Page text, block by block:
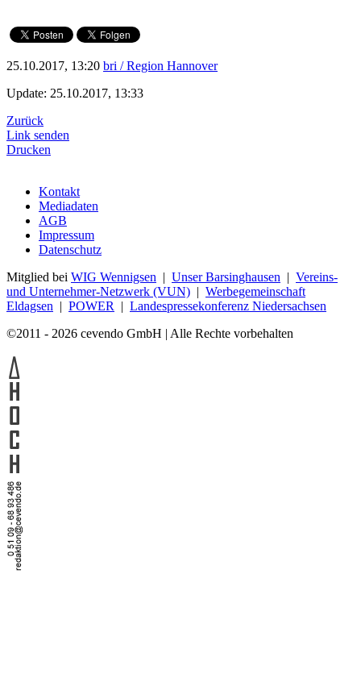
25.10.2017, 13:20 bri / Region Hannover
Update: 25.10.2017, 13:33
Zurück
Link senden
Drucken
Kontakt
Mediadaten
AGB
Impressum
Datenschutz
Mitglied bei WIG Wennigsen | Unser Barsinghausen | Vereins-
und Unternehmer-Netzwerk (VUN) | Werbegemeinschaft
Eldagsen | POWER | Landespressekonferenz Niedersachsen
©2011 - 2026 cevendo GmbH | Alle Rechte vorbehalten